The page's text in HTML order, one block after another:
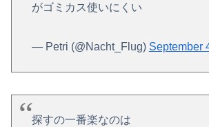
がゴミカス使いにくい
— Petri (@Nacht_Flug) September
探すの一番楽なのは